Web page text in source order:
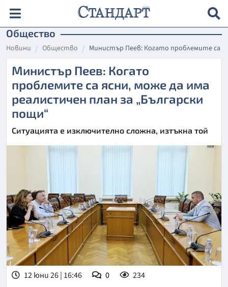
Общество
Новини Общество Министър Пеев: Когато проблемите са
Министър Пеев: Когато
проблемите са ясни, може да има
реалистичен план за „Български
пощи“
Ситуацията е изключително сложна, изтъкна той
12 юни 26 | 16:46 0 234